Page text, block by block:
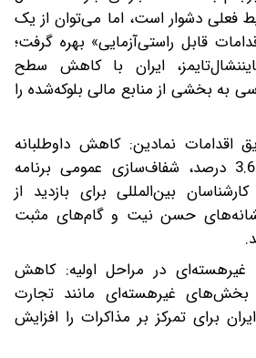
در شرایط فعلی دشوار است، اما می‌توان از یک
قابل راستی‌آزمایی» بهره گرفت؛
ایران با کاهش سطح
به بخشی از منابع مالی بلوکه‌شده را
اقدامات نمادین: کاهش داوطلبانه
سطح غنی‌سازی به 3.67 درصد، شفاف‌سازی عمومی برنامه
بین‌المللی برای بازدید از
حسن نیت و گام‌های مثبت
در مراحل اولیه: کاهش
بخش‌های غیرهسته‌ای مانند تجارت
برای تمرکز بر مذاکرات را افزایش